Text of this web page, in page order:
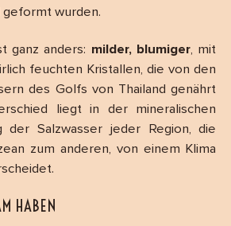
geformt wurden.
ganz anders: milder, blumiger, mit
feuchten Kristallen, die von den
des Golfs von Thailand genährt
liegt in der mineralischen
der Salzwasser jeder Region, die
zum anderen, von einem Klima
HABEN